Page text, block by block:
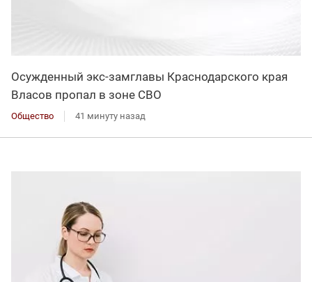
Осужденный экс-замглавы Краснодарского края
Власов пропал в зоне СВО
Общество 41 минуту назад